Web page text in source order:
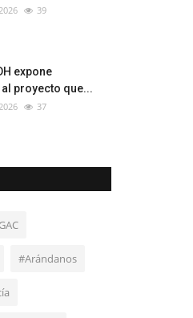
39
expone
proyecto que...
37
#Arándanos